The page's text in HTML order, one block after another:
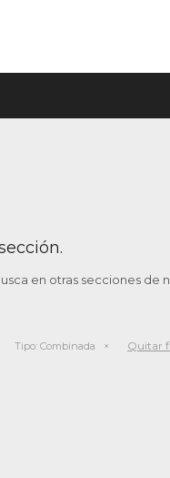
en otras secciones de
Tipo: Combinada Quitar